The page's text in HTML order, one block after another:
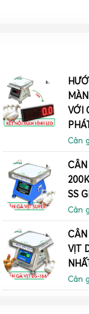
VỚI
Cân
CÂN
SS
Cân
VỊT
Cân
chống ăn mòn
nơi thường
inox chính là
dễ dàng vệ sinh
gian sử dụng.
kiện chuồng trại.